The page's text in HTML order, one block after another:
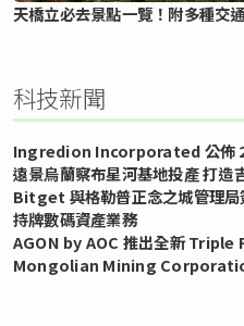
天橋立必去景點一覽！附多種交
科技新聞
Ingredion Incorporated 公佈
遠景烏蘭察布星河基地投產 打造
Bitget 與格勒普正念之城管理局
持牌數碼資產業務
AGON by AOC 推出全新
Mongolian Mining